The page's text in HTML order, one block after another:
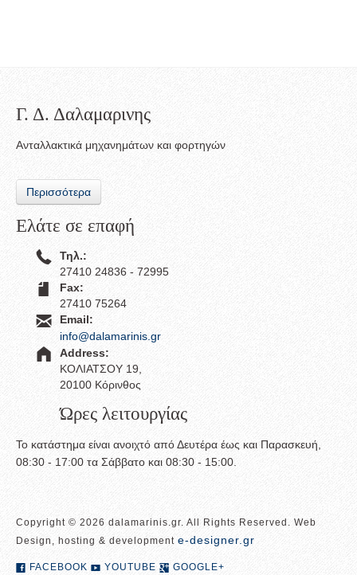
Γ. Δ. Δαλαμαρινης
Ανταλλακτικά μηχανημάτων και φορτηγών
Περισσότερα
Ελάτε σε επαφή
Τηλ.:
27410 24836 - 72995
Fax:
27410 75264
Email:
info@dalamarinis.gr
Address:
ΚΟΛΙΑΤΣΟΥ 19,
20100 Κόρινθος
Ώρες λειτουργίας
Το κατάστημα είναι ανοιχτό από Δευτέρα έως και Παρασκευή,
08:30 - 17:00 τα Σάββατο και 08:30 - 15:00.
Copyright © 2026 dalamarinis.gr. All Rights Reserved. Web
Design, hosting & development e-designer.gr
FACEBOOK YOUTUBE GOOGLE+